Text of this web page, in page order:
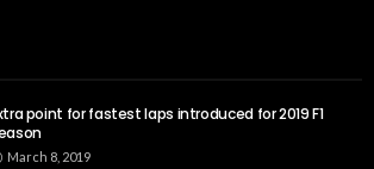
point for fastest laps introduced for 2019 F1
March 8, 2019